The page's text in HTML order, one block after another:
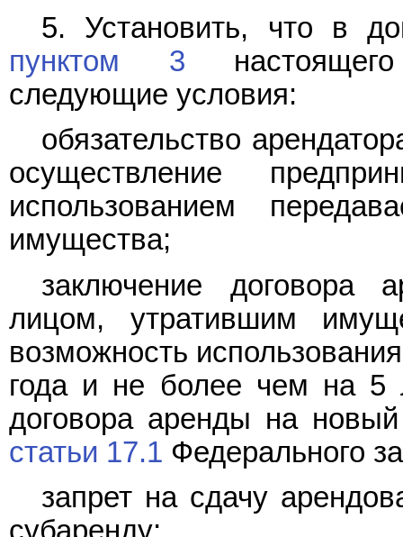
5. Установить, что в
пунктом 3
следующие условия:
обязательство
осуществление
использованием
имущества;
заключение договора
лицом, утратившим
возможность
года и не более чем на 5
договора аренды на
статьи 17.1 Федерального
запрет на сдачу